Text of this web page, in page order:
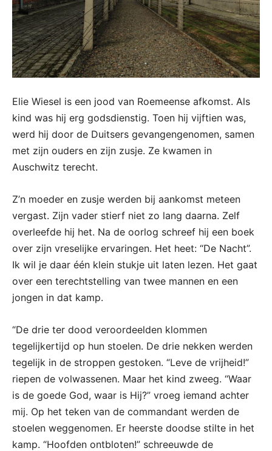
Elie Wiesel is een jood van Roemeense afkomst. Als
kind was hij erg godsdienstig. Toen hij vijftien was,
werd hij door de Duitsers gevangengenomen, samen
met zijn ouders en zijn zusje. Ze kwamen in
Auschwitz terecht.
Z’n moeder en zusje werden bij aankomst meteen
vergast. Zijn vader stierf niet zo lang daarna. Zelf
overleefde hij het. Na de oorlog schreef hij een boek
over zijn vreselijke ervaringen. Het heet: “De Nacht”.
Ik wil je daar één klein stukje uit laten lezen. Het gaat
over een terechtstelling van twee mannen en een
jongen in dat kamp.
“De drie ter dood veroordeelden klommen
tegelijkertijd op hun stoelen. De drie nekken werden
tegelijk in de stroppen gestoken. “Leve de vrijheid!”
riepen de volwassenen. Maar het kind zweeg. “Waar
is de goede God, waar is Hij?” vroeg iemand achter
mij. Op het teken van de commandant werden de
stoelen weggenomen. Er heerste doodse stilte in het
kamp. “Hoofden ontbloten!” schreeuwde de